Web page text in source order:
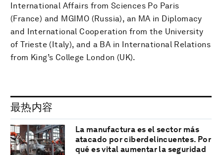
International Affairs from Sciences Po Paris
(France) and MGIMO (Russia), an MA in Diplomacy
and International Cooperation from the University
of Trieste (Italy), and a BA in International Relations
from King’s College London (UK).
最热内容
La manufactura es el sector más
atacado por ciberdelincuentes. Por
qué es vital aumentar la seguridad